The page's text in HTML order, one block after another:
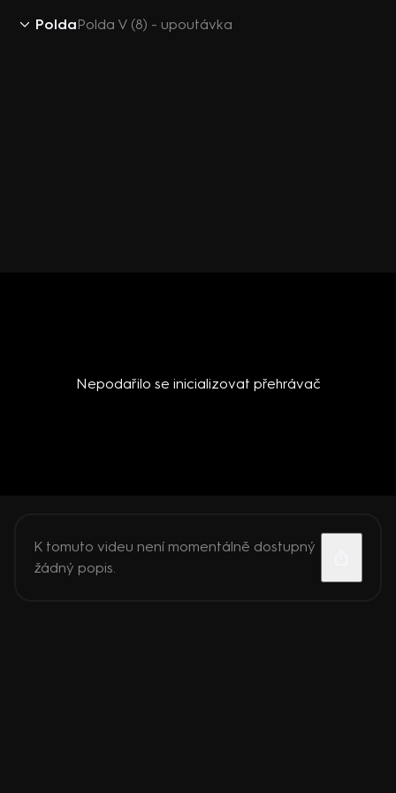
PoldaPolda V (8) - upoutávka
Nepodařilo se inicializovat přehrávač
K tomuto videu není momentálně dostupný
žádný popis.